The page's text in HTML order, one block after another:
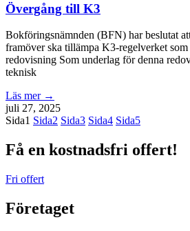
Övergång till K3
Bokföringsnämnden (BFN) har beslutat
framöver ska tillämpa K3-regelverket
redovisning Som underlag för denna
teknisk
Läs mer →
juli 27, 2025
Sida1 Sida2 Sida3 Sida4 Sida5
Få en kostnadsfri offert!
Fri offert
Företaget